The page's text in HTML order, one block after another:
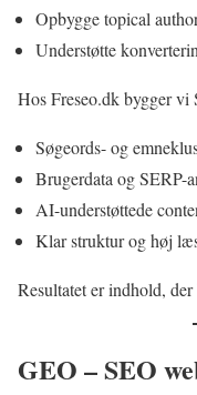
Opbygge topical
Understøtte
Hos Freseo.dk bygger vi
Søgeords- og
Brugerdata og SERP-
AI-understøttede
Klar struktur og høj
Resultatet er indhold,
GEO – SEO